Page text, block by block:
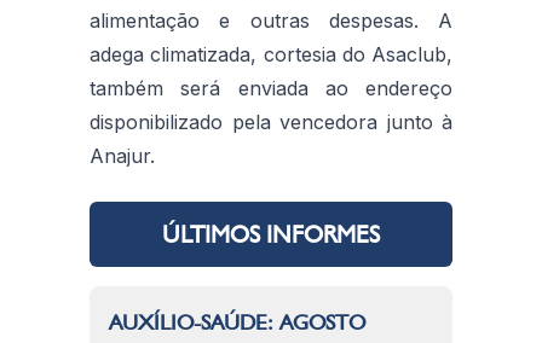
alimentação e outras despesas. A
adega climatizada, cortesia do Asaclub,
também será enviada ao endereço
disponibilizado pela vencedora junto à
Anajur.
ÚLTIMOS INFORMES
AUXÍLIO-SAÚDE: AGOSTO